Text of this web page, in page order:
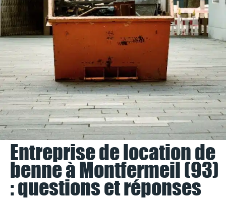
Entreprise de location de
benne à Montfermeil (93)
: questions et réponses